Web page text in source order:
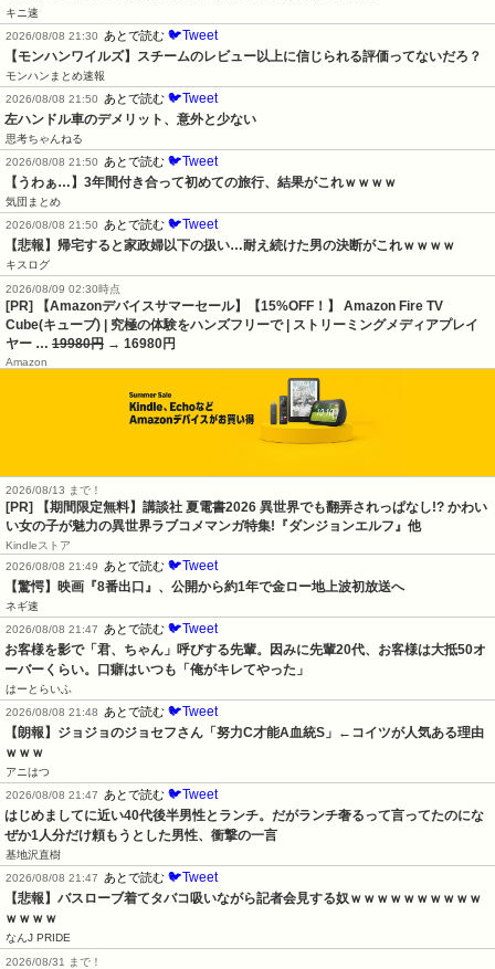
キニ速
2026/08/08 21:30
あとで読む 🐦Tweet
【モンハンワイルズ】スチームのレビュー以上に信じられる評価ってないだろ？
モンハンまとめ速報
2026/08/08 21:50
あとで読む 🐦Tweet
左ハンドル車のデメリット、意外と少ない
思考ちゃんねる
2026/08/08 21:50
あとで読む 🐦Tweet
【うわぁ…】3年間付き合って初めての旅行、結果がこれｗｗｗｗ
気団まとめ
2026/08/08 21:50
あとで読む 🐦Tweet
【悲報】帰宅すると家政婦以下の扱い…耐え続けた男の決断がこれｗｗｗｗ
キスログ
2026/08/09 02:30時点
[PR] 【Amazonデバイスサマーセール】【15%OFF！】 Amazon Fire TV
Cube(キューブ) | 究極の体験をハンズフリーで | ストリーミングメディアプレイ
ヤー … 19980円 → 16980円
Amazon
2026/08/13 まで！
[PR] 【期間限定無料】講談社 夏電書2026 異世界でも翻弄されっぱなし!? かわい
い女の子が魅力の異世界ラブコメマンガ特集!『ダンジョンエルフ』他
Kindleストア
2026/08/08 21:49
あとで読む 🐦Tweet
【驚愕】映画『8番出口』、公開から約1年で金ロー地上波初放送へ
ネギ速
2026/08/08 21:47
あとで読む 🐦Tweet
お客様を影で「君、ちゃん」呼びする先輩。因みに先輩20代、お客様は大抵50オ
ーバーくらい。口癖はいつも「俺がキレてやった」
はーとらいふ
2026/08/08 21:48
あとで読む 🐦Tweet
【朗報】ジョジョのジョセフさん「努力C才能A血統S」←コイツが人気ある理由
ｗｗｗ
アニはつ
2026/08/08 21:47
あとで読む 🐦Tweet
はじめましてに近い40代後半男性とランチ。だがランチ奢るって言ってたのにな
ぜか1人分だけ頼もうとした男性、衝撃の一言
基地沢直樹
2026/08/08 21:47
あとで読む 🐦Tweet
【悲報】バスローブ着てタバコ吸いながら記者会見する奴ｗｗｗｗｗｗｗｗｗｗ
ｗｗｗｗ
なんJ PRIDE
2026/08/31 まで！